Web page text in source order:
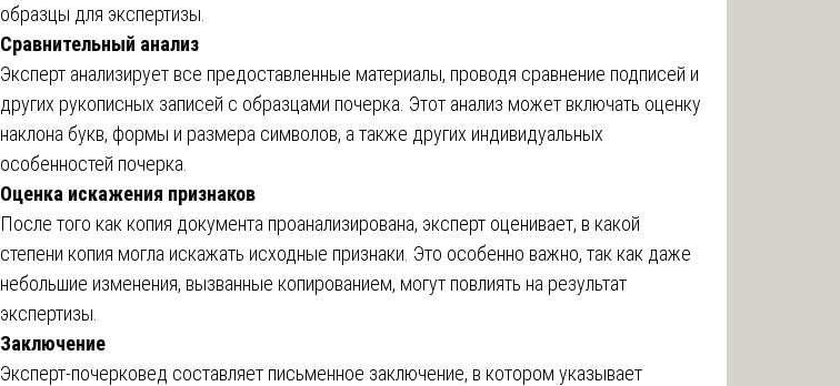
образцы для экспертизы.
Сравнительный анализ
Эксперт анализирует все предоставленные материалы, проводя сравнение подписей и
других рукописных записей с образцами почерка. Этот анализ может включать оценку
наклона букв, формы и размера символов, а также других индивидуальных
особенностей почерка.
Оценка искажения признаков
После того как копия документа проанализирована, эксперт оценивает, в какой
степени копия могла искажать исходные признаки. Это особенно важно, так как даже
небольшие изменения, вызванные копированием, могут повлиять на результат
экспертизы.
Заключение
Эксперт-почерковед составляет письменное заключение, в котором указывает